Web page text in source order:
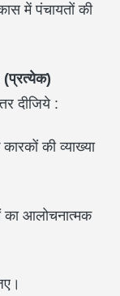
में पंचायतों की
(प्रत्येक)
दीजिये :
की व्याख्या
का आलोचनात्मक